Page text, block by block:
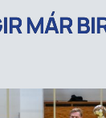
MÁR